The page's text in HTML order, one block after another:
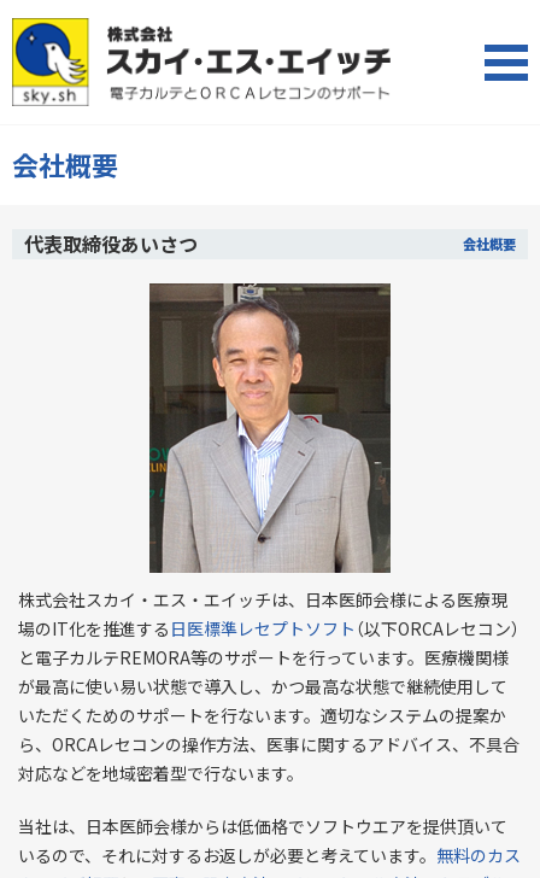
会社概要
代表取締役あいさつ 会社概要
株式会社スカイ・エス・エイッチは、日本医師会様による医療現
場のIT化を推進する 日医標準レセプトソフト （以下ORCAレセコン）
と電子カルテREMORA等のサポートを行っています。医療機関様
が最高に使い易い状態で導入し、かつ最高な状態で継続使用して
いただくためのサポートを行ないます。適切なシステムの提案か
ら、ORCAレセコンの操作方法、医事に関するアドバイス、不具合
対応などを地域密着型で行ないます。
当社は、日本医師会様からは低価格でソフトウエアを提供頂いて
いるので、それに対するお返しが必要と考えています。 無料のカス